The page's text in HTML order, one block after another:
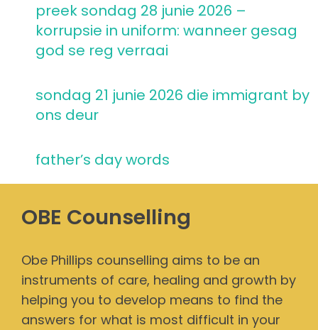
preek sondag 28 junie 2026 –
korrupsie in uniform: wanneer gesag
god se reg verraai
sondag 21 junie 2026 die immigrant by
ons deur
father’s day words
OBE Counselling
Obe Phillips counselling aims to be an
instruments of care, healing and growth by
helping you to develop means to find the
answers for what is most difficult in your